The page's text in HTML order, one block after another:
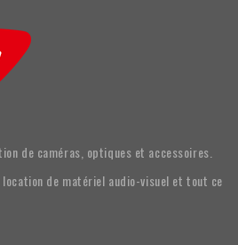
de caméras, optiques et accessoires.
de matériel audio-visuel et tout ce